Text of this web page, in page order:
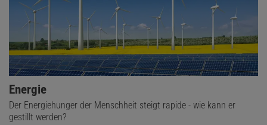
Energie
Der Energiehunger der Menschheit steigt rapide - wie kann er
gestillt werden?